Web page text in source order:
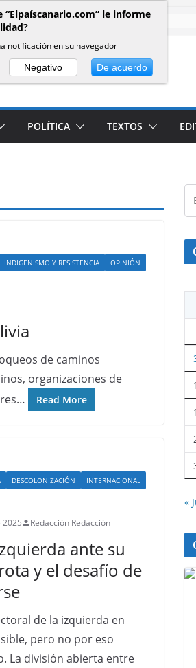
POLÍTICA TEXTOS
INDIGENISMO Y RESISTENCIA
OPINIÓN
de caminos
organizaciones de
Read More
DESCOLONIZACIÓN
INTERNACIONAL
2025 Redacción Redacción
ante su
y el desafío de
de la izquierda en
pero no por eso
La división abierta entre
«
“Elpaíscanario.com” le informe
notificación en su navegador
Negativo De acuerdo